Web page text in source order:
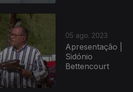
05 ago. 2023
Apresentação |
Sidónio
Bettencourt